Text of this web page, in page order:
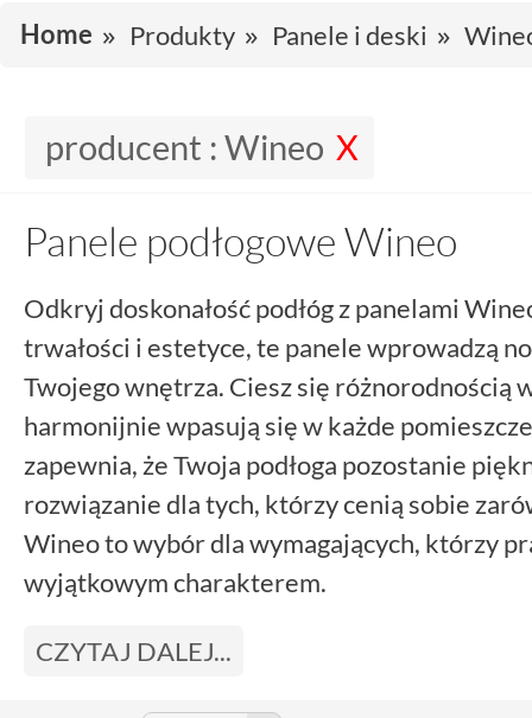
Home Produkty Panele i deski
producent : Wineo
Panele podłogowe Wineo
Odkryj doskonałość podłóg z panelami
trwałości i estetyce, te panele wprowadzą
Twojego wnętrza. Ciesz się różnorodnością
harmonijnie wpasują się w każde
zapewnia, że Twoja podłoga pozostanie
rozwiązanie dla tych, którzy cenią sobie
Wineo to wybór dla wymagających, którzy
wyjątkowym charakterem.
CZYTAJ DALEJ...